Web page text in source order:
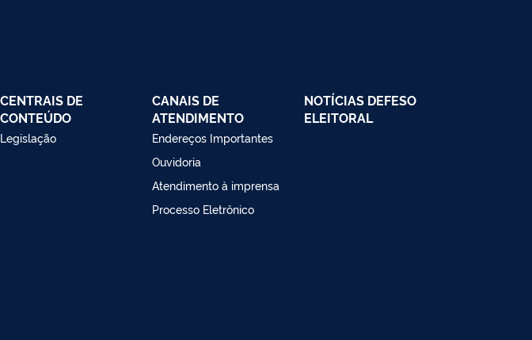
CENTRAIS DE
CANAIS DE
ATENDIMENTO
Endereços Importantes
Ouvidoria